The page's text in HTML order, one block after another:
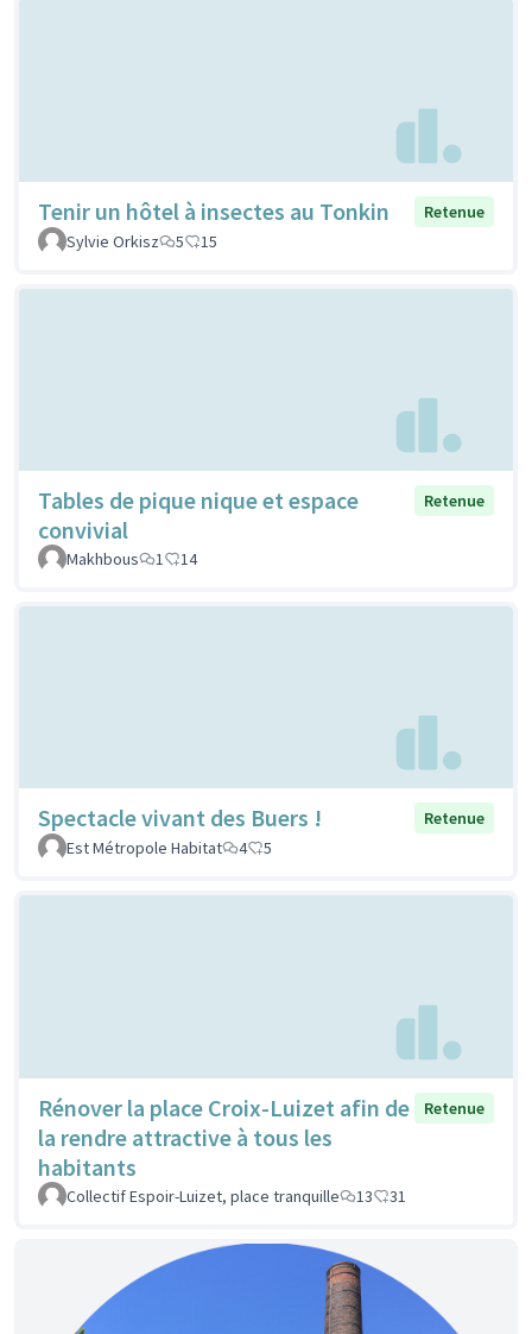
Tenir un hôtel à insectes au Tonkin
Retenue
Sylvie Orkisz
5 15
Tables de pique nique et espace
convivial
Retenue
Makhbous 1 14
Spectacle vivant des Buers !
Retenue
Est Métropole Habitat
4 5
Rénover la place Croix-Luizet afin de
la rendre attractive à tous les
habitants
Retenue
Collectif Espoir-Luizet, place tranquille 13 31